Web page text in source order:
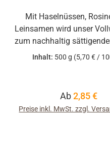
Mit Haselnüssen,
Leinsamen wird unser
zum nachhaltig
verdaulichen Start in den
Alternative.
Inhalt: 500 g (5,70 € /
Regulärer
Ab2,85 €
Preise inkl. MwSt. zzgl.